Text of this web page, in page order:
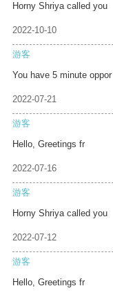
Horny Shriya called you
2022-10-10
游客
You have 5 minute oppor
2022-07-21
游客
Hello, Greetings fr
2022-07-16
游客
Horny Shriya called you
2022-07-12
游客
Hello, Greetings fr